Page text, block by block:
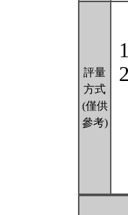
評量
方式
(僅供
參考)